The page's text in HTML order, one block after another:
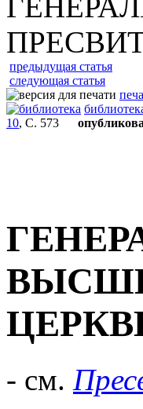
предыдущая статья
следующая статья
10, С. 573
- см.